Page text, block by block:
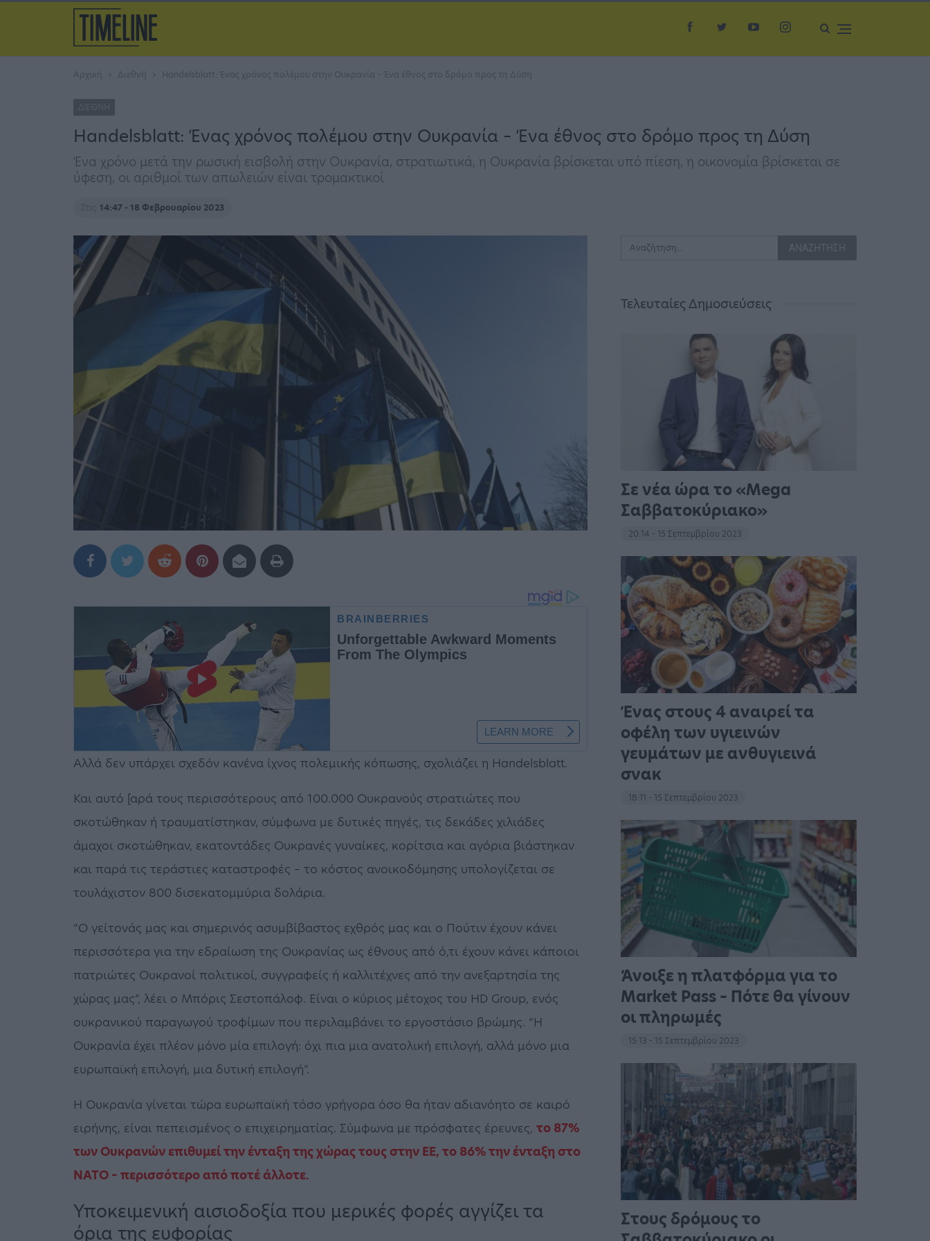
Αρχική Διεθνή Handelsblatt: Ένας χρόνος πολέμου στην Ουκρανία – Ένα έθνος στο δρόμο προς τη Δύση
ΔΙΕΘΝΉ
Handelsblatt: Ένας χρόνος πολέμου στην Ουκρανία – Ένα έθνος στο δρόμο προς τη Δύση
Ένα χρόνο μετά την ρωσική εισβολή στην Ουκρανία, στρατιωτικά, η Ουκρανία βρίσκεται υπό πίεση, η οικονομία βρίσκεται σε
ύφεση, οι αριθμοί των απωλειών είναι τρομακτικοί
Στις 14:47 - 18 Φεβρουαρίου 2023
Αλλά δεν υπάρχει σχεδόν κανένα ίχνος πολεμικής κόπωσης, σχολιάζει η Handelsblatt.
Και αυτό [αρά τους περισσότερους από 100.000 Ουκρανούς στρατιώτες που
σκοτώθηκαν ή τραυματίστηκαν, σύμφωνα με δυτικές πηγές, τις δεκάδες χιλιάδες
άμαχοι σκοτώθηκαν, εκατοντάδες Ουκρανές γυναίκες, κορίτσια και αγόρια βιάστηκαν
και παρά τις τεράστιες καταστροφές – το κόστος ανοικοδόμησης υπολογίζεται σε
τουλάχιστον 800 δισεκατομμύρια δολάρια.
“Ο γείτονάς μας και σημερινός ασυμβίβαστος εχθρός μας και ο Πούτιν έχουν κάνει
περισσότερα για την εδραίωση της Ουκρανίας ως έθνους από ό,τι έχουν κάνει κάποιοι
πατριώτες Ουκρανοί πολιτικοί, συγγραφείς ή καλλιτέχνες από την ανεξαρτησία της
χώρας μας”, λέει ο Μπόρις Σεστοπάλοφ. Είναι ο κύριος μέτοχος του HD Group, ενός
ουκρανικού παραγωγού τροφίμων που περιλαμβάνει το εργοστάσιο βρώμης. “Η
Ουκρανία έχει πλέον μόνο μία επιλογή: όχι πια μια ανατολική επιλογή, αλλά μόνο μια
ευρωπαϊκή επιλογή, μια δυτική επιλογή”.
Η Ουκρανία γίνεται τώρα ευρωπαϊκή τόσο γρήγορα όσο θα ήταν αδιανόητο σε καιρό
ειρήνης, είναι πεπεισμένος ο επιχειρηματίας. Σύμφωνα με πρόσφατες έρευνες, το 87%
των Ουκρανών επιθυμεί την ένταξη της χώρας τους στην ΕΕ, το 86% την ένταξη στο
ΝΑΤΟ – περισσότερο από ποτέ άλλοτε.
Υποκειμενική αισιοδοξία που μερικές φορές αγγίζει τα
όρια της ευφορίας
Τελευταίες Δημοσιεύσεις
Σε νέα ώρα το «Mega
Σαββατοκύριακο»
20:14 - 15 Σεπτεμβρίου 2023
Ένας στους 4 αναιρεί τα
οφέλη των υγιεινών
γευμάτων με ανθυγιεινά
σνακ
18:11 - 15 Σεπτεμβρίου 2023
Άνοιξε η πλατφόρμα για το
Market Pass – Πότε θα γίνουν
οι πληρωμές
15:13 - 15 Σεπτεμβρίου 2023
Στους δρόμους το